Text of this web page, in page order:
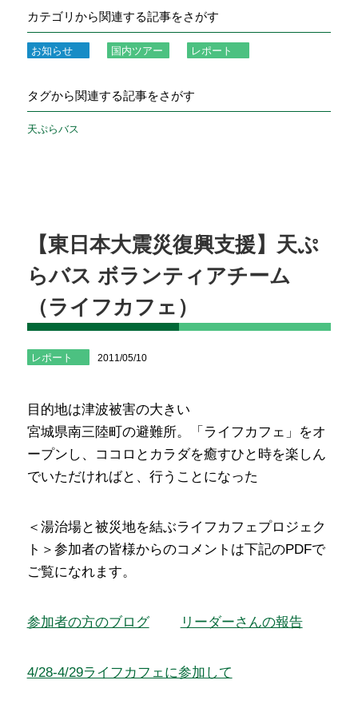
カテゴリから関連する記事をさがす
お知らせ 国内ツアー レポート
タグから関連する記事をさがす
天ぷらバス
【東日本大震災復興支援】天ぷ
らバス ボランティアチーム
（ライフカフェ）
レポート 2011/05/10
目的地は津波被害の大きい
宮城県南三陸町の避難所。「ライフカフェ」をオ
ープンし、ココロとカラダを癒すひと時を楽しん
でいただければと、行うことになった
＜湯治場と被災地を結ぶライフカフェプロジェク
ト＞参加者の皆様からのコメントは下記のPDFで
ご覧になれます。
参加者の方のブログ リーダーさんの報告
4/28-4/29ライフカフェに参加して